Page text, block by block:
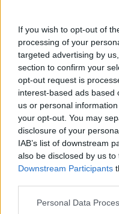
If you wish to opt-out of
processing of your
targeted advertising by
section to confirm your
opt-out request is
interest-based ads based
us or personal
your opt-out. You may
disclosure of your
IAB’s list of downstream
also be disclosed by us
Downstream Participants
Please note that this
Personal Data
camping parte una
a poche decine di
bau beach delimitata
di far sgambare e
considerate quelle di
sono sembrate
sicuramente.
Accessibilità
Servizi
Vagabondo19